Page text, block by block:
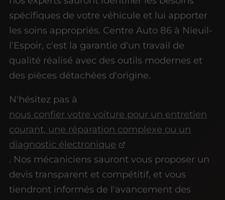
spécifiques de votre véhicule et lui apporter
les soins appropriés. Centre Auto 86 à Nieuil-
l'Espoir, c'est la garantie d'un travail de
qualité réalisé avec des outils modernes et
des pièces détachées d'origine.
N'hésitez pas à
nous confier votre voiture pour un entretien
courant, une réparation complexe ou un
diagnostic électronique
. Nos mécaniciens sauront vous proposer un
devis transparent et compétitif, et vous
tiendront informés de l'avancement des